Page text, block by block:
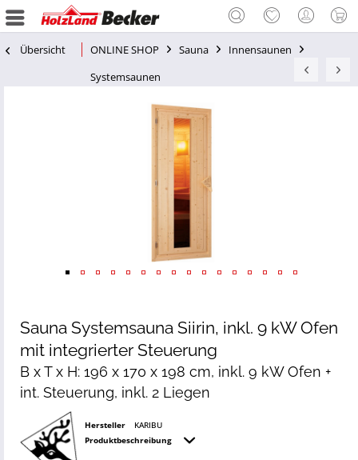
Übersicht ONLINE SHOP Sauna
Innensaunen
Systemsaunen
Sauna Systemsauna Siirin, inkl. 9 kW Ofen
mit integrierter Steuerung
B x T x H: 196 x 170 x 198 cm, inkl. 9 kW Ofen +
int. Steuerung, inkl. 2 Liegen
Hersteller
KARIBU
Produktbeschreibung